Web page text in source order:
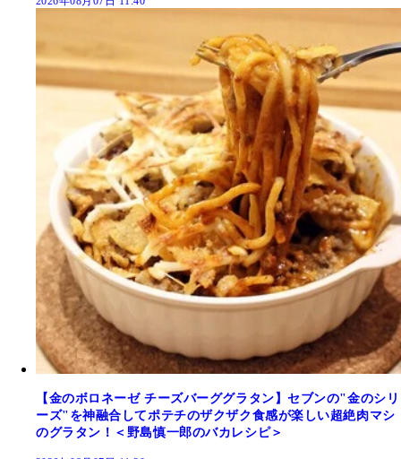
【金のボロネーゼ チーズバーググラタン】セブンの"金のシリ
ーズ"を神融合してポテチのザクザク食感が楽しい超絶肉マシ
のグラタン！＜野島慎一郎のバカレシピ＞